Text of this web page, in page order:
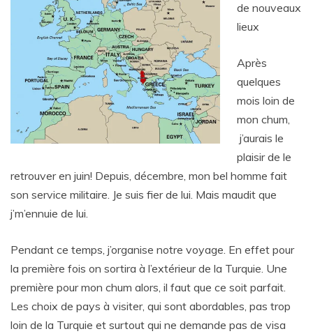
de nouveaux
lieux
Après
quelques
mois loin de
mon chum,
j’aurais le
plaisir de le
retrouver en juin! Depuis, décembre, mon bel homme fait
son service militaire. Je suis fier de lui. Mais maudit que
j’m’ennuie de lui.
Pendant ce temps, j’organise notre voyage. En effet pour
la première fois on sortira à l’extérieur de la Turquie. Une
première pour mon chum alors, il faut que ce soit parfait.
Les choix de pays à visiter, qui sont abordables, pas trop
loin de la Turquie et surtout qui ne demande pas de visa